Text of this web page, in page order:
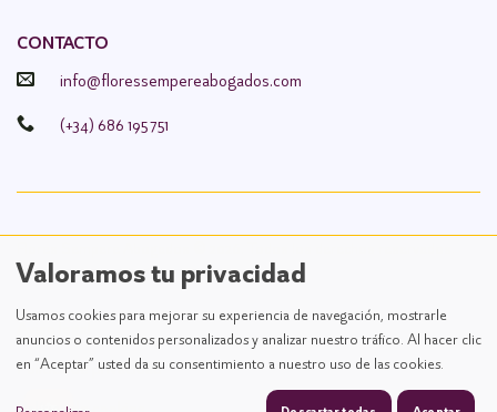
CONTACTO
info@floressempereabogados.com
(+34) 686 195 751
Diseño y desarrollo TuchoDigital
Política de privacidad
Valoramos tu privacidad
Usamos cookies para mejorar su experiencia de navegación, mostrarle
anuncios o contenidos personalizados y analizar nuestro tráfico. Al hacer clic
en “Aceptar” usted da su consentimiento a nuestro uso de las cookies.